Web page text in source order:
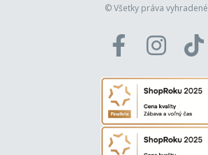
© Všetky práva vyhradené